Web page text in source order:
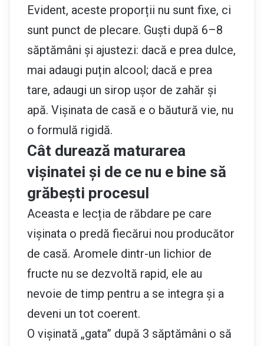
Evident, aceste proporții nu sunt fixe, ci
sunt punct de plecare. Guști după 6–8
săptămâni și ajustezi: dacă e prea dulce,
mai adaugi puțin alcool; dacă e prea
tare, adaugi un sirop ușor de zahăr și
apă. Vișinata de casă e o băutură vie, nu
o formulă rigidă.
Cât durează maturarea
vișinatei și de ce nu e bine să
grăbești procesul
Aceasta e lecția de răbdare pe care
vișinata o predă fiecărui nou producător
de casă. Aromele dintr-un lichior de
fructe nu se dezvoltă rapid, ele au
nevoie de timp pentru a se integra și a
deveni un tot coerent.
O vișinată „gata” după 3 săptămâni o să